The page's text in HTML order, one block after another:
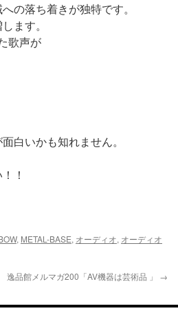
の落ち着きが独特です。
ます。
歌声が
白いかも知れません。
！
, METAL-BASE, オーディオ, オーディオ
逸品館メルマガ200「AV機器は芸術品 」 →